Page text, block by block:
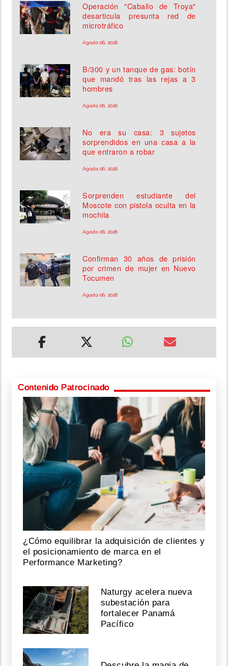
Operación "Caballo de Troya"
desarticula presunta red de
microtráfico
Agosto 06, 2026
B/300 y un tanque de gas: botín
que mandó tras las rejas a 3
hombres
Agosto 06, 2026
No era su casa: 3 sujetos
sorprendidos en una casa a la
que entraron a robar
Agosto 06, 2026
Sorprenden estudiante del
Moscote con pistola oculta en la
mochila
Agosto 06, 2026
Confirman 30 años de prisión
por crimen de mujer en Nuevo
Tocumen
Agosto 06, 2026
Contenido Patrocinado
¿Cómo equilibrar la adquisición de clientes y
el posicionamiento de marca en el
Performance Marketing?
Naturgy acelera nueva
subestación para
fortalecer Panamá
Pacífico